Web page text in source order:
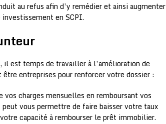
au refus afin d’y remédier et ainsi augmenter
en SCPI.
il est temps de travailler à l’amélioration de
entreprises pour renforcer votre dossier :
vos charges mensuelles en remboursant vos
vous permettre de faire baisser votre taux
capacité à rembourser le prêt immobilier.